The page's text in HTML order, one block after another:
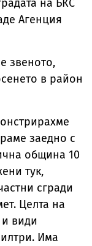
на БКС
Агенция
звеното,
в район
заедно с
община 10
тук,
сгради
Целта на
види
Има